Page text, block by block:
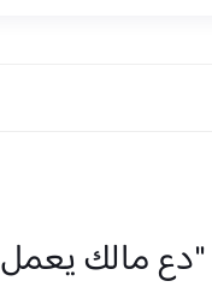
"دع مالك يعمل